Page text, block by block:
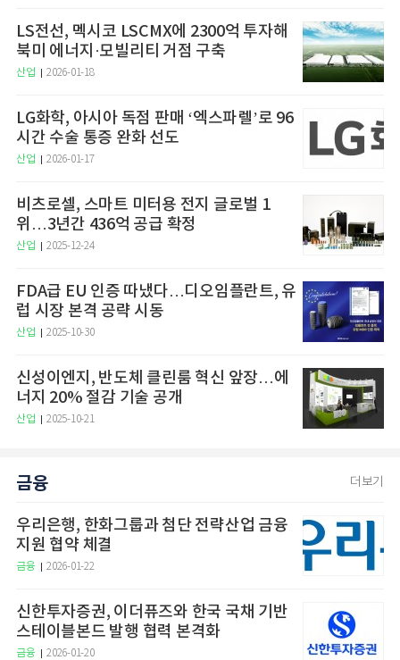
LS전선, 멕시코 LSCMX에 2300억 투자해
북미 에너지·모빌리티 거점 구축
산업 2026-01-18
LG화학, 아시아 독점 판매 ‘엑스파렐’로 96
시간 수술 통증 완화 선도
산업 2026-01-17
비츠로셀, 스마트 미터용 전지 글로벌 1
위…3년간 436억 공급 확정
산업 2025-12-24
FDA급 EU 인증 따냈다…디오임플란트, 유
럽 시장 본격 공략 시동
산업 2025-10-30
신성이엔지, 반도체 클린룸 혁신 앞장…에
너지 20% 절감 기술 공개
산업 2025-10-21
금융 더보기
우리은행, 한화그룹과 첨단 전략산업 금융
지원 협약 체결
금융 2026-01-22
신한투자증권, 이더퓨즈와 한국 국채 기반
스테이블본드 발행 협력 본격화
금융 2026-01-20